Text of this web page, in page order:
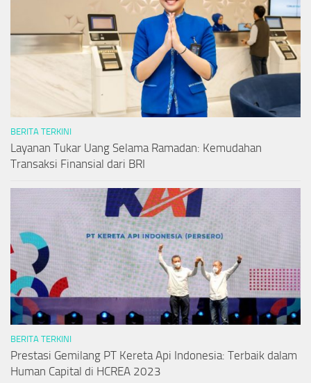
BERITA TERKINI
Layanan Tukar Uang Selama Ramadan: Kemudahan
Transaksi Finansial dari BRI
BERITA TERKINI
Prestasi Gemilang PT Kereta Api Indonesia: Terbaik dalam
Human Capital di HCREA 2023